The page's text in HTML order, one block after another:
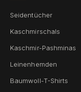
Seidentücher
Kaschmirschals
Kaschmir-Pashminas
Leinenhemden
Baumwoll-T-Shirts